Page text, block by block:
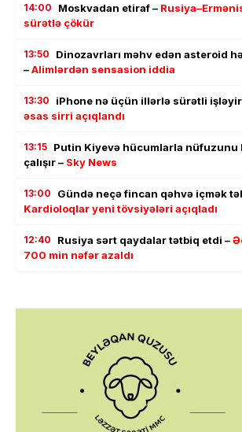
14:00 Moskvadan etiraf –
sürətlə çökür
13:50
Dinozavrları məhv edən asteroid
–Alimlərdən sensasion iddia
13:30 iPhone nə üçün illərlə sürətli
əsas sirri açıqlandı
13:15 Putin Kiyevə hücumlarla nüfuzunu
çalışır – Sky News
13:00
Gündə neçə fincan qəhvə içmək
Kardioloqlar yeni tövsiyələri açıqladı
12:40 Rusiya sərt qaydalar tətbiq etdi –
700 min nəfər azaldı